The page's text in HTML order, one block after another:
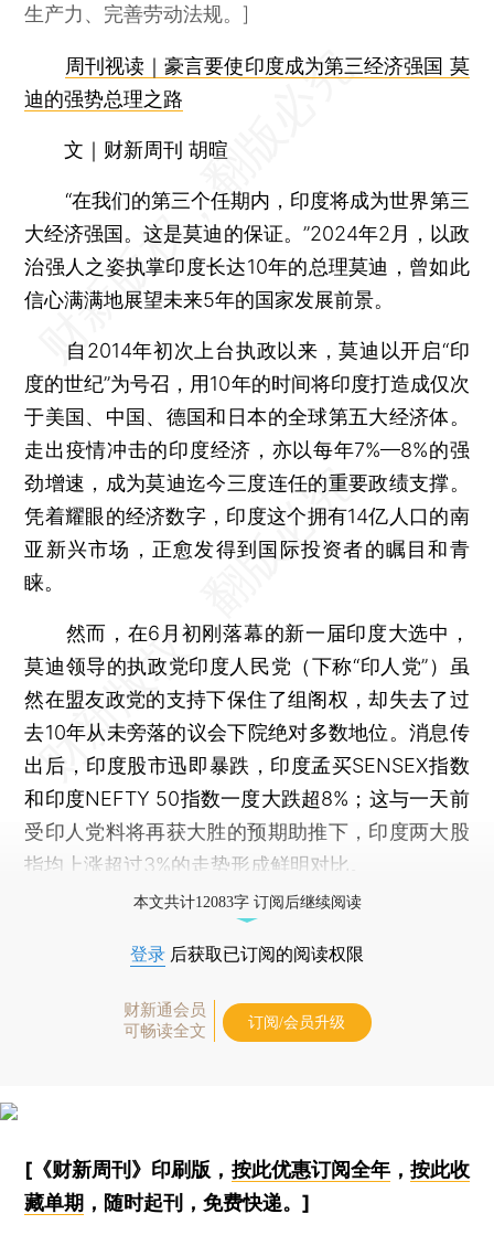
生产力、完善劳动法规。]
周刊视读｜豪言要使印度成为第三经济强国 莫
迪的强势总理之路
文｜财新周刊 胡暄
“在我们的第三个任期内，印度将成为世界第三
大经济强国。这是莫迪的保证。”2024年2月，以政
治强人之姿执掌印度长达10年的总理莫迪，曾如此
信心满满地展望未来5年的国家发展前景。
自2014年初次上台执政以来，莫迪以开启“印
度的世纪”为号召，用10年的时间将印度打造成仅次
于美国、中国、德国和日本的全球第五大经济体。
走出疫情冲击的印度经济，亦以每年7%—8%的强
劲增速，成为莫迪迄今三度连任的重要政绩支撑。
凭着耀眼的经济数字，印度这个拥有14亿人口的南
亚新兴市场，正愈发得到国际投资者的瞩目和青
睐。
然而，在6月初刚落幕的新一届印度大选中，
莫迪领导的执政党印度人民党（下称“印人党”）虽
然在盟友政党的支持下保住了组阁权，却失去了过
去10年从未旁落的议会下院绝对多数地位。消息传
出后，印度股市迅即暴跌，印度孟买SENSEX指数
和印度NEFTY 50指数一度大跌超8%；这与一天前
受印人党料将再获大胜的预期助推下，印度两大股
指均上涨超过3%的走势形成鲜明对比。
本文共计12083字 订阅后继续阅读
登录 后获取已订阅的阅读权限
财新通会员
可畅读全文
订阅/会员升级
[《财新周刊》印刷版， 按此优惠订阅全年， 按此收
藏单期 ，随时起刊，免费快递。]